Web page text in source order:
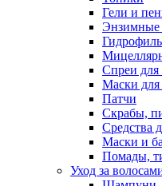
Гели и
Энзимные
Спреи для
Маски для
Патчи
Скрабы,
Средства
Маски и
Помады,
Уход за